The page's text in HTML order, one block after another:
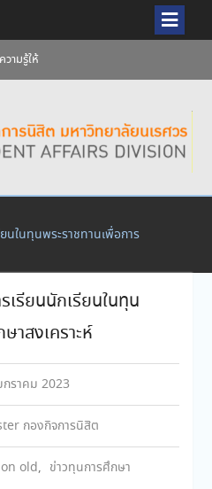
ามรู้ให้
าเข้ารับ
นในทุนพระราชทานเพื่อการ
เรียนนักเรียนในทุน
าสงเคราะห์
ราคม 2023
กองกิจการนิสิต
old, ข่าวทุนการศึกษา